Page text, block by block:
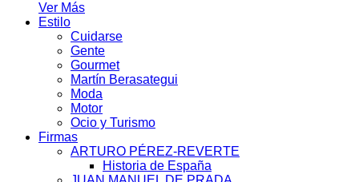
Ver Más
Estilo
Cuidarse
Gente
Gourmet
Martín Berasategui
Moda
Motor
Ocio y Turismo
Firmas
ARTURO PÉREZ-REVERTE
Historia de España